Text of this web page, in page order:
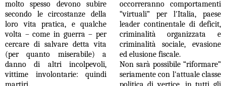
molto spesso devono subire
secondo le circostanze della
loro vita pratica, e qualche
volta – come in guerra – per
cercare di salvare detta vita
(per quanto miserabile) a
danno di altri incolpevoli,
vittime involontarie: quindi
occorreranno comportamenti
“virtuali” per l'Italia, paese
leader continentale di deficit,
criminalità organizzata e
criminalità sociale, evasione
ed elusione fiscale.
Non sarà possibile “riformare”
seriamente con l'attuale classe